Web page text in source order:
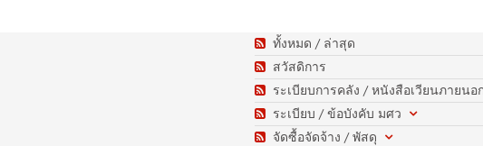
ทั้งหมด / ล่าสุด
สวัสดิการ
ระเบียบการคลัง / หนังสือเวียนภายนอ
ระเบียบ / ข้อบังคับ มศว
จัดซื้อจัดจ้าง / พัสดุ